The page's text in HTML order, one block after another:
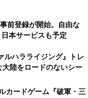
前登録が開始。自由な
本サービスも予定
ルハラライジング』トレ
陸をロードのないシー
カードゲーム『破軍・三